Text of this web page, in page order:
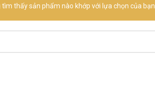
tìm thấy sản phẩm nào khớp với lựa chọn của bạn.